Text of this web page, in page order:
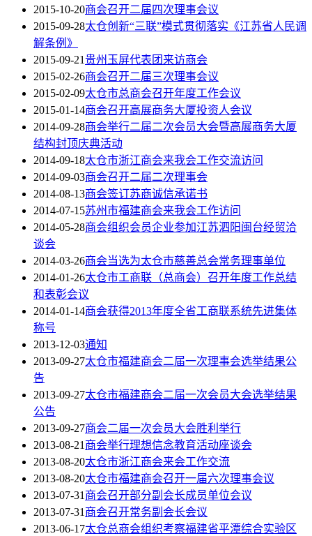
2015-10-20商会召开二届四次理事会议
2015-09-28太仓创新“三联”模式贯彻落实《江苏省人民调
解条例》
2015-09-21贵州玉屏代表团来访商会
2015-02-26商会召开二届三次理事会议
2015-02-09太仓市总商会召开年度工作会议
2015-01-14商会召开高展商务大厦投资人会议
2014-09-28商会举行二届二次会员大会暨高展商务大厦
结构封顶庆典活动
2014-09-18太仓市浙江商会来我会工作交流访问
2014-09-03商会召开二届二次理事会
2014-08-13商会签订苏商诚信承诺书
2014-07-15苏州市福建商会来我会工作访问
2014-05-28商会组织会员企业参加江苏泗阳闽台经贸洽
谈会
2014-03-26商会当选为太仓市慈善总会常务理事单位
2014-01-26太仓市工商联（总商会）召开年度工作总结
和表彰会议
2014-01-14商会获得2013年度全省工商联系统先进集体
称号
2013-12-03通知
2013-09-27太仓市福建商会二届一次理事会选举结果公
告
2013-09-27太仓市福建商会二届一次会员大会选举结果
公告
2013-09-27商会二届一次会员大会胜利举行
2013-08-21商会举行理想信念教育活动座谈会
2013-08-20太仓市浙江商会来会工作交流
2013-08-20太仓市福建商会召开一届六次理事会议
2013-07-31商会召开部分副会长成员单位会议
2013-07-31商会召开常务副会长会议
2013-06-17太仓总商会组织考察福建省平潭综合实验区